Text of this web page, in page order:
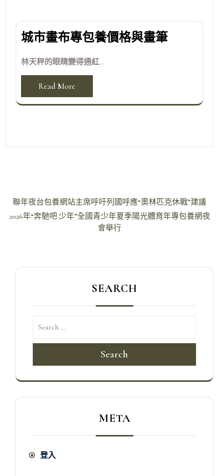
城市畫布專包養價格與畫筆
林天秤的眼睛變得通紅...
Read More
文
章
聯年夜台包養網站主席呼吁列國呼應“奧林匹克休戰”建議
2026年“奔馳吧·少年”全國青少年夏季陽光體育年專包養網夜
會舉行
SEARCH
Search
META
登入